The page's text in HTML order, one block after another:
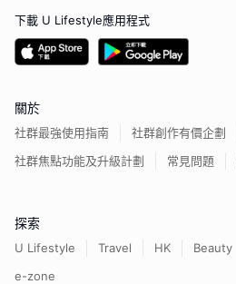
下載 U Lifestyle應用程式
關於
社群最強使用指南
社群創作有價企劃
社群焦點功能及升級計劃
常見問題
探索
U Lifestyle Travel HK Beauty
e-zone